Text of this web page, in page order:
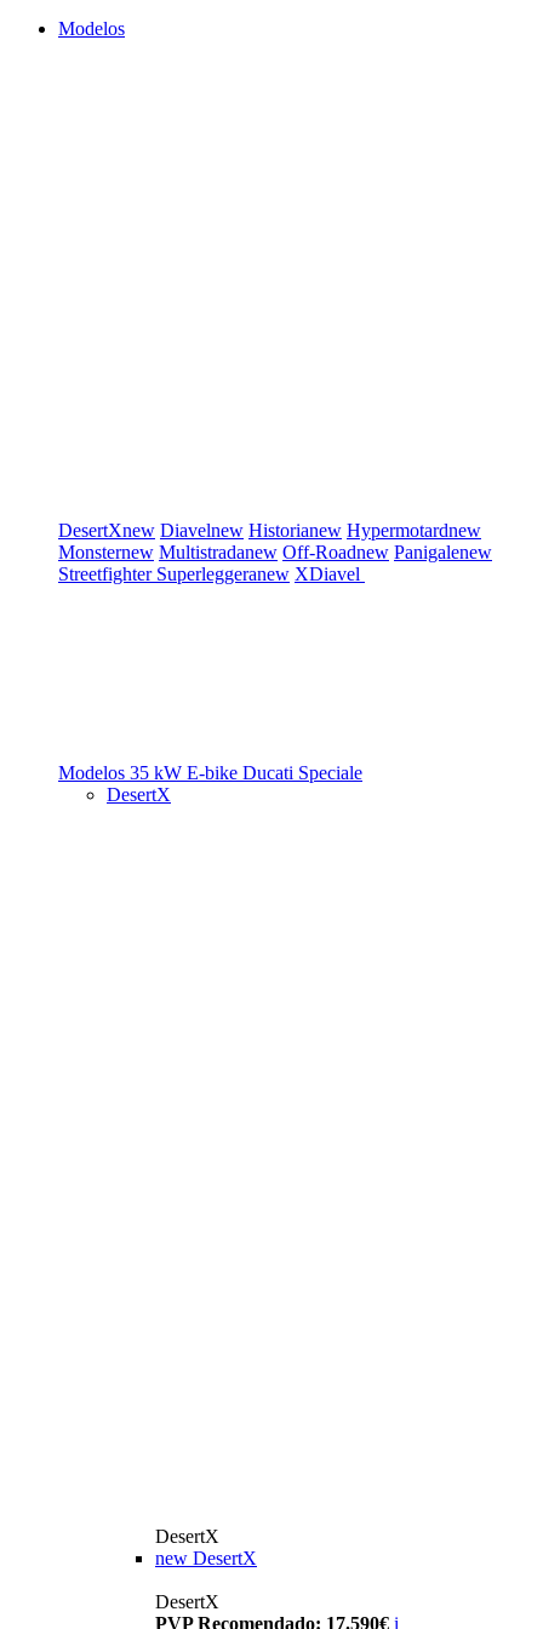
Modelos
DesertXnew Diavelnew Historianew Hypermotardnew
Monsternew Multistradanew Off-Roadnew Panigalenew
Streetfighter Superleggeranew XDiavel
Modelos 35 kW E-bike Ducati Speciale
DesertX
DesertX
new DesertX
DesertX
PVP Recomendado: 17.590€ i